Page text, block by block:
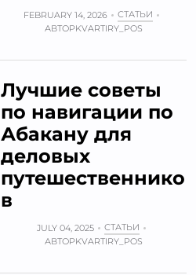
FEBRUARY 14, 2026
СТАТЬИ
АВТОРKVARTIRY_POS
Лучшие советы
по навигации по
Абакану для
деловых
путешественнико
в
JULY 04, 2025
СТАТЬИ
АВТОРKVARTIRY_POS